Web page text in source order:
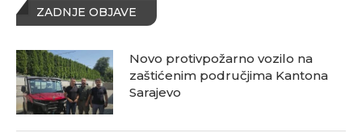
ZADNJE OBJAVE
Novo protivpožarno vozilo na
zaštićenim područjima Kantona
Sarajevo